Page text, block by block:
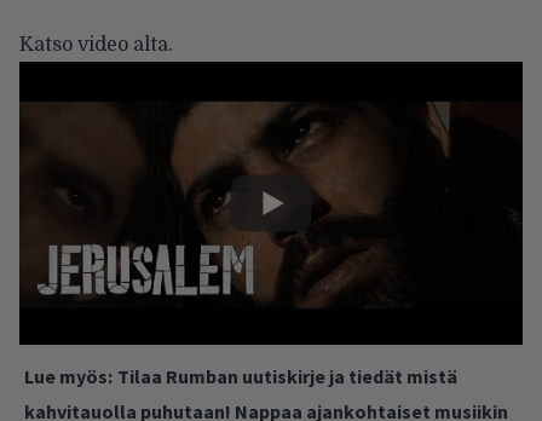
Katso video alta.
Lue myös: Tilaa Rumban uutiskirje ja tiedät mistä
kahvitauolla puhutaan! Nappaa ajankohtaiset musiikin